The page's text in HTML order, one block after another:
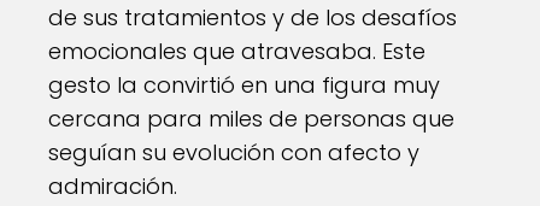
de sus tratamientos y de los desafíos
emocionales que atravesaba. Este
gesto la convirtió en una figura muy
cercana para miles de personas que
seguían su evolución con afecto y
admiración.